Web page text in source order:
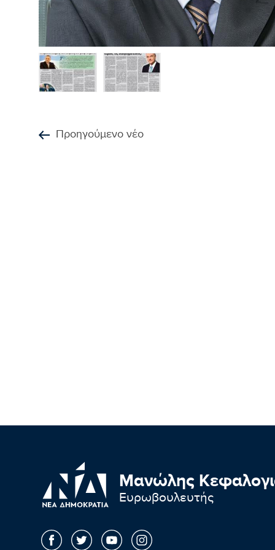
Προηγούμενο νέο
Μανώλης
Ευρωβουλευτής